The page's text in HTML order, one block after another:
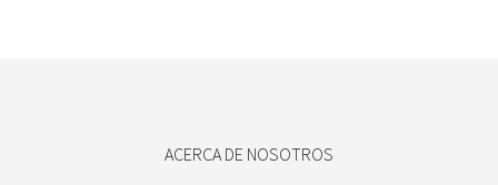
ACERCA DE NOSOTROS